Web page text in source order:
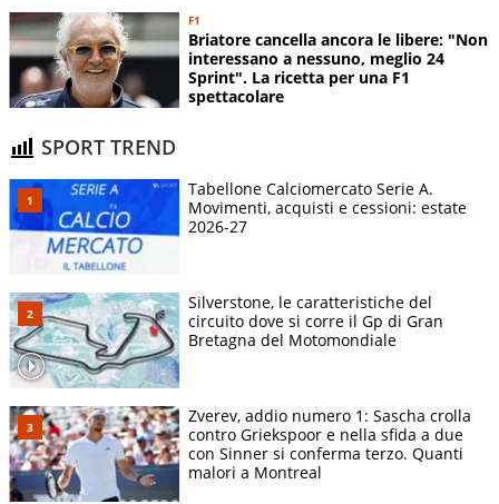
F1
Briatore cancella ancora le libere: "Non
interessano a nessuno, meglio 24
Sprint". La ricetta per una F1
spettacolare
SPORT TREND
Tabellone Calciomercato Serie A.
Movimenti, acquisti e cessioni: estate
2026-27
Silverstone, le caratteristiche del
circuito dove si corre il Gp di Gran
Bretagna del Motomondiale
Zverev, addio numero 1: Sascha crolla
contro Griekspoor e nella sfida a due
con Sinner si conferma terzo. Quanti
malori a Montreal